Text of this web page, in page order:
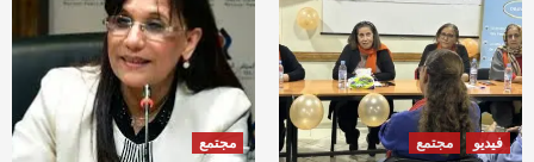
فيديو مجتمع مجتمع